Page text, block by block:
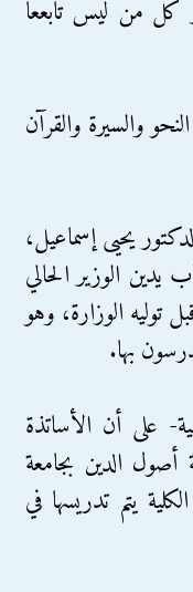
كل من ليس تابععا
والسيرة والقرآن
يحيى إسماعيل،
يدين الوزير الحالي
توليه الوزارة، وهو
بها.
على أن الأساتذة
أصول الدين بجامعة
يتم تدريسها في